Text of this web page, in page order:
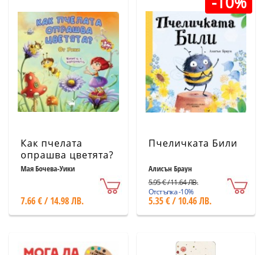
Как пчелата
опрашва цветята?
Мая Бочева-Уики
7.66 € / 14.98 ЛВ.
Пчеличката Били
Алисън Браун
5.95 € / 11.64 ЛВ.
Отстъпка -10%
5.35 € / 10.46 ЛВ.